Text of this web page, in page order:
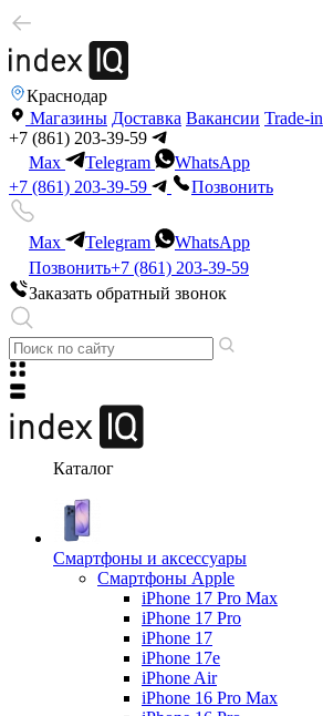
Краснодар
Магазины Доставка Вакансии Trade-in
+7 (861) 203-39-59
Max
Telegram
WhatsApp
+7 (861) 203-39-59
Позвонить
Max Telegram
WhatsApp
Позвонить+7 (861) 203-39-59
Заказать обратный звонок
Каталог
Смартфоны и аксессуары
Смартфоны Apple
iPhone 17 Pro Max
iPhone 17 Pro
iPhone 17
iPhone 17e
iPhone Air
iPhone 16 Pro Max